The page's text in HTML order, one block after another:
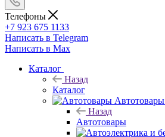
Телефоны
+7 923 675 1133
Написать в Telegram
Написать в Max
Каталог
Назад
Каталог
Автотовары
Назад
Автотовары